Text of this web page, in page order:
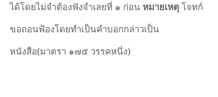
ได้โดยไม่จำต้องฟังจำเลยที่ ๑ ก่อน หมายเหตุ โจทก์
ขอถอนฟ้องโดยทำเป็นคำบอกกล่าวเป็น
หนังสือ(มาตรา ๑๗๕ วรรคหนึ่ง)